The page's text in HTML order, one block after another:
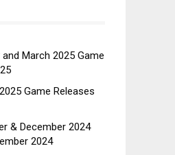
March 2025 Game
Game Releases
& December 2024
2024